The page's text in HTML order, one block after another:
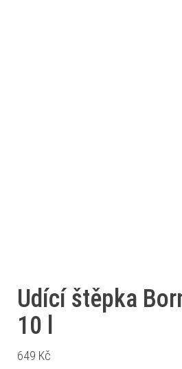
Udící štěpka
10 l
649 Kč